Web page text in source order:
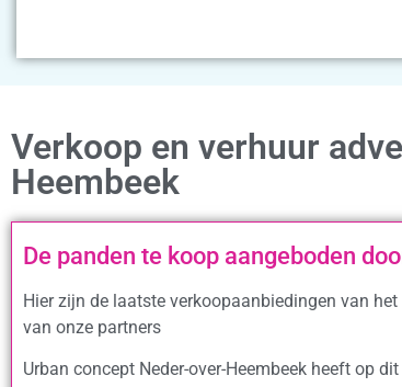
Verkoop en verhuur
Heembeek
De panden te koop aangeboden
Hier zijn de laatste verkoopaanbiedingen van
van onze partners
Urban concept Neder-over-Heembeek heeft op